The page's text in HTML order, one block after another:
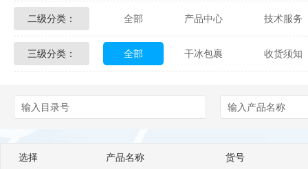
Echelon Biosciences Verichem
Affinity Biologicals Kingfisher
Berry & Associates
化学及生物化学试剂 材料学试剂
二级分类： 全部 产品中心 技术服务
配送方式 售后服务 技术
三级分类： 全部 干冰包裹 收货须知
选择 产品名称 货号